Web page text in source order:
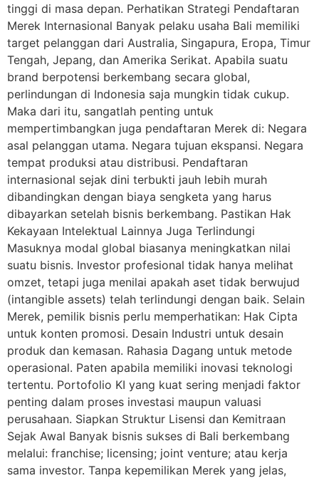
tinggi di masa depan. Perhatikan Strategi Pendaftaran
Merek Internasional Banyak pelaku usaha Bali memiliki
target pelanggan dari Australia, Singapura, Eropa, Timur
Tengah, Jepang, dan Amerika Serikat. Apabila suatu
brand berpotensi berkembang secara global,
perlindungan di Indonesia saja mungkin tidak cukup.
Maka dari itu, sangatlah penting untuk
mempertimbangkan juga pendaftaran Merek di: Negara
asal pelanggan utama. Negara tujuan ekspansi. Negara
tempat produksi atau distribusi. Pendaftaran
internasional sejak dini terbukti jauh lebih murah
dibandingkan dengan biaya sengketa yang harus
dibayarkan setelah bisnis berkembang. Pastikan Hak
Kekayaan Intelektual Lainnya Juga Terlindungi
Masuknya modal global biasanya meningkatkan nilai
suatu bisnis. Investor profesional tidak hanya melihat
omzet, tetapi juga menilai apakah aset tidak berwujud
(intangible assets) telah terlindungi dengan baik. Selain
Merek, pemilik bisnis perlu memperhatikan: Hak Cipta
untuk konten promosi. Desain Industri untuk desain
produk dan kemasan. Rahasia Dagang untuk metode
operasional. Paten apabila memiliki inovasi teknologi
tertentu. Portofolio KI yang kuat sering menjadi faktor
penting dalam proses investasi maupun valuasi
perusahaan. Siapkan Struktur Lisensi dan Kemitraan
Sejak Awal Banyak bisnis sukses di Bali berkembang
melalui: franchise; licensing; joint venture; atau kerja
sama investor. Tanpa kepemilikan Merek yang jelas,